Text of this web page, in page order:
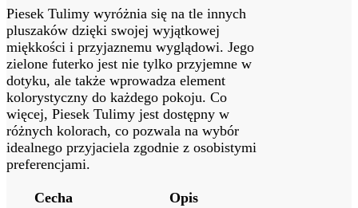
Piesek Tulimy wyróżnia się na tle innych
pluszaków dzięki swojej wyjątkowej
miękkości i przyjaznemu wyglądowi. Jego
zielone futerko jest nie tylko przyjemne w
dotyku, ale także wprowadza element
kolorystyczny do każdego pokoju. Co
więcej, Piesek Tulimy jest dostępny w
różnych kolorach, co pozwala na wybór
idealnego przyjaciela zgodnie z osobistymi
preferencjami.
Cecha Opis